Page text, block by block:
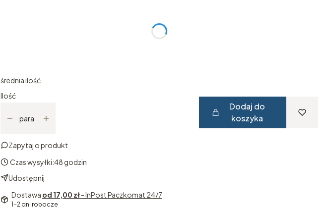
średnia ilość
Ilość
para
Dodaj do
koszyka
Zapytaj o produkt
Czas wysyłki:48 godzin
Udostępnij
Dostawa od 17,00 zł- InPost Paczkomat 24/7
1-2 dni robocze